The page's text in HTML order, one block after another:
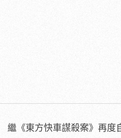
繼《東方快車謀殺案》再度